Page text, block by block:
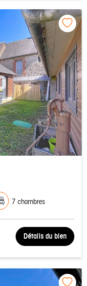
7 chambres
Détails du bien